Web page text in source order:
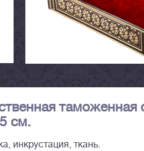
см.
инкрустация, ткань.